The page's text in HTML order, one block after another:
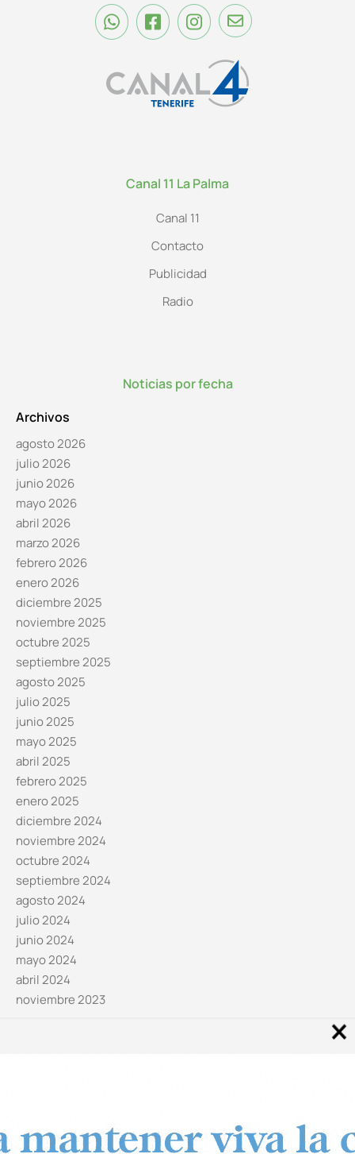
Canal 11 La Palma
Canal 11
Contacto
Publicidad
Radio
Noticias por fecha
Archivos
agosto 2026
julio 2026
junio 2026
mayo 2026
abril 2026
marzo 2026
febrero 2026
enero 2026
diciembre 2025
noviembre 2025
octubre 2025
septiembre 2025
agosto 2025
julio 2025
junio 2025
mayo 2025
abril 2025
febrero 2025
enero 2025
diciembre 2024
noviembre 2024
octubre 2024
septiembre 2024
agosto 2024
julio 2024
junio 2024
mayo 2024
abril 2024
noviembre 2023